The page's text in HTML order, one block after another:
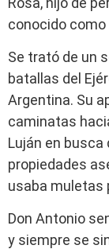
conocido como
Se trató de un
batallas del
Argentina. Su
caminatas
Luján en
propiedades
usaba muletas
Don Antonio
y siempre se